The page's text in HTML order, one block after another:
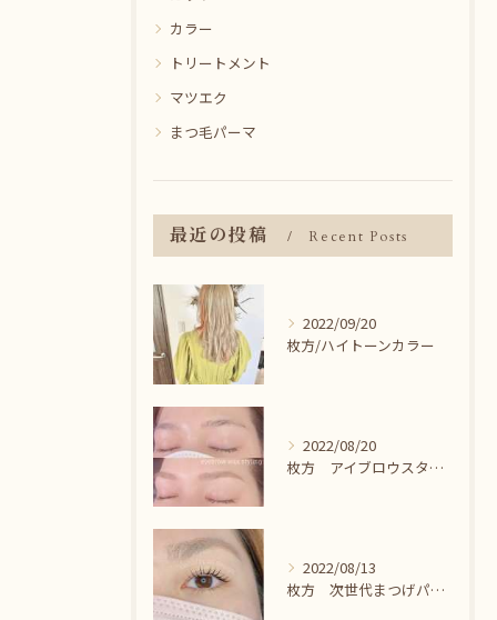
カラー
トリートメント
マツエク
まつ毛パーマ
最近の投稿 Recent Posts
2022/09/20
枚方/ハイトーンカラー
2022/08/20
枚方 アイブロウスタイリング＾＾
2022/08/13
枚方 次世代まつげパーマ♪